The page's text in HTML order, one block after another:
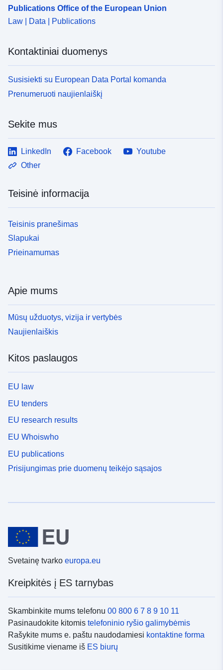
Publications Office of the European Union
Law | Data | Publications
Kontaktiniai duomenys
Susisiekti su European Data Portal komanda
Prenumeruoti naujienlaiškį
Sekite mus
LinkedIn Facebook
Youtube
Other
Teisinė informacija
Teisinis pranešimas
Slapukai
Prieinamumas
Apie mums
Mūsų užduotys, vizija ir vertybės
Naujienlaiškis
Kitos paslaugos
EU law
EU tenders
EU research results
EU Whoiswho
EU publications
Prisijungimas prie duomenų teikėjo sąsajos
Svetainę tvarko europa.eu
Kreipkitės į ES tarnybas
Skambinkite mums telefonu 00 800 6 7 8 9 10 11
Pasinaudokite kitomis telefoninio ryšio galimybėmis
Rašykite mums e. paštu naudodamiesi kontaktine forma
Susitikime viename iš ES biurų